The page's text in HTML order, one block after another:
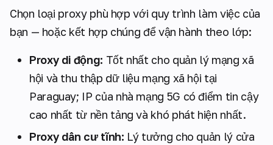
Chọn loại proxy phù hợp với quy trình làm việc của
bạn — hoặc kết hợp chúng để vận hành theo lớp:
Proxy di động: Tốt nhất cho quản lý mạng xã
hội và thu thập dữ liệu mạng xã hội tại
Paraguay; IP của nhà mạng 5G có điểm tin cậy
cao nhất từ nền tảng và khó phát hiện nhất.
Proxy dân cư tĩnh: Lý tưởng cho quản lý cửa